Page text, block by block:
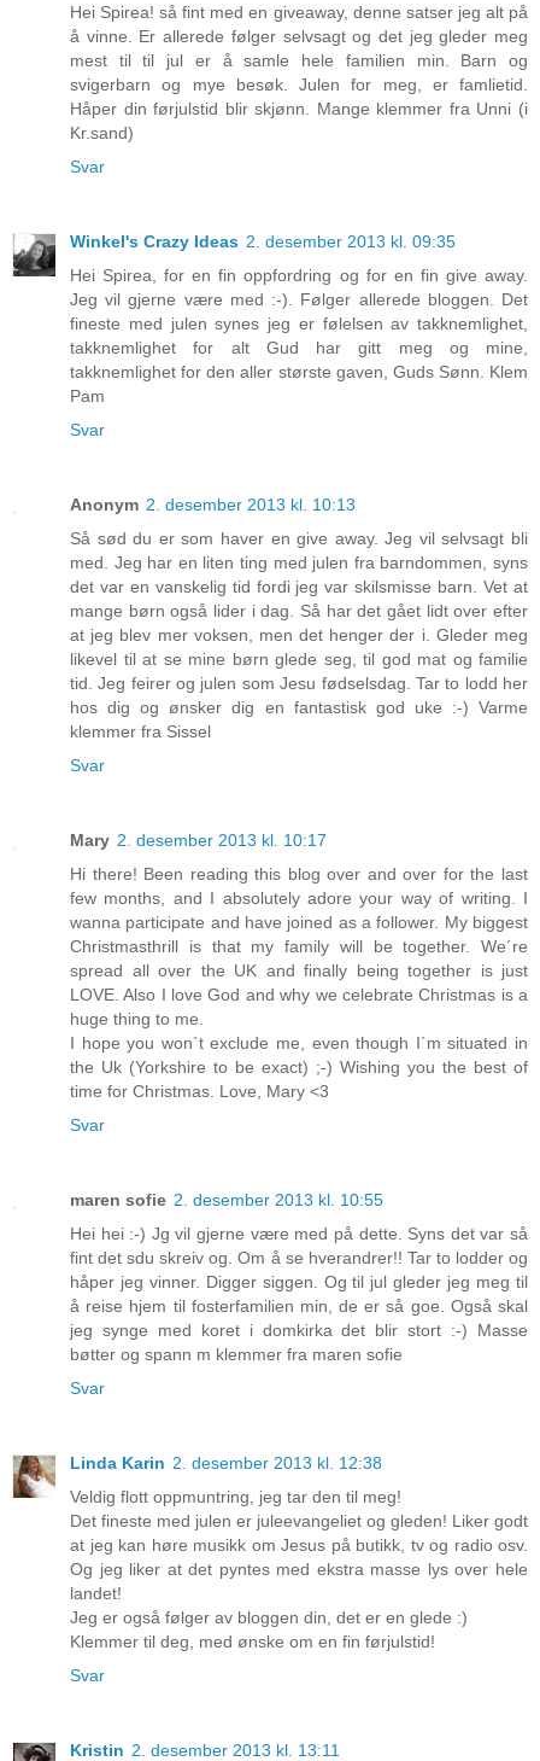
Hei Spirea! så fint med en giveaway, denne satser jeg alt på
å vinne. Er allerede følger selvsagt og det jeg gleder meg
mest til til jul er å samle hele familien min. Barn og
svigerbarn og mye besøk. Julen for meg, er famlietid.
Håper din førjulstid blir skjønn. Mange klemmer fra Unni (i
Kr.sand)
Svar
Winkel's Crazy Ideas 2. desember 2013 kl. 09:35
Hei Spirea, for en fin oppfordring og for en fin give away.
Jeg vil gjerne være med :-). Følger allerede bloggen. Det
fineste med julen synes jeg er følelsen av takknemlighet,
takknemlighet for alt Gud har gitt meg og mine,
takknemlighet for den aller største gaven, Guds Sønn. Klem
Pam
Svar
Anonym 2. desember 2013 kl. 10:13
Så sød du er som haver en give away. Jeg vil selvsagt bli
med. Jeg har en liten ting med julen fra barndommen, syns
det var en vanskelig tid fordi jeg var skilsmisse barn. Vet at
mange børn også lider i dag. Så har det gået lidt over efter
at jeg blev mer voksen, men det henger der i. Gleder meg
likevel til at se mine børn glede seg, til god mat og familie
tid. Jeg feirer og julen som Jesu fødselsdag. Tar to lodd her
hos dig og ønsker dig en fantastisk god uke :-) Varme
klemmer fra Sissel
Svar
Mary 2. desember 2013 kl. 10:17
Hi there! Been reading this blog over and over for the last
few months, and I absolutely adore your way of writing. I
wanna participate and have joined as a follower. My biggest
Christmasthrill is that my family will be together. We´re
spread all over the UK and finally being together is just
LOVE. Also I love God and why we celebrate Christmas is a
huge thing to me.
I hope you won`t exclude me, even though I´m situated in
the Uk (Yorkshire to be exact) ;-) Wishing you the best of
time for Christmas. Love, Mary <3
Svar
maren sofie 2. desember 2013 kl. 10:55
Hei hei :-) Jg vil gjerne være med på dette. Syns det var så
fint det sdu skreiv og. Om å se hverandrer!! Tar to lodder og
håper jeg vinner. Digger siggen. Og til jul gleder jeg meg til
å reise hjem til fosterfamilien min, de er så goe. Også skal
jeg synge med koret i domkirka det blir stort :-) Masse
bøtter og spann m klemmer fra maren sofie
Svar
Linda Karin 2. desember 2013 kl. 12:38
Veldig flott oppmuntring, jeg tar den til meg!
Det fineste med julen er juleevangeliet og gleden! Liker godt
at jeg kan høre musikk om Jesus på butikk, tv og radio osv.
Og jeg liker at det pyntes med ekstra masse lys over hele
landet!
Jeg er også følger av bloggen din, det er en glede :)
Klemmer til deg, med ønske om en fin førjulstid!
Svar
Kristin 2. desember 2013 kl. 13:11